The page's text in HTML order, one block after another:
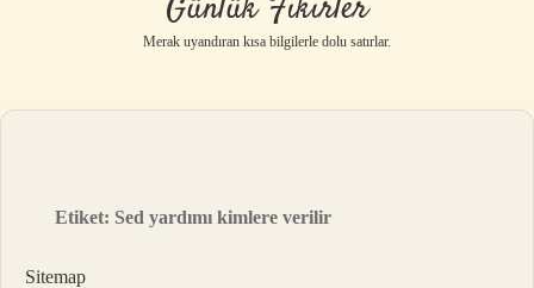
Yasal Uyarı
Günlük Fikirler
Merak uyandıran kısa bilgilerle dolu satırlar.
Etiket: Sed yardımı kimlere verilir
Sitemap